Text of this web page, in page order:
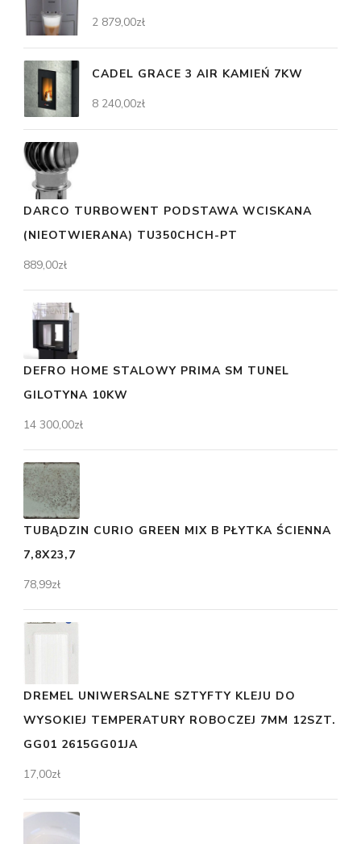
2 879,00zł
CADEL GRACE 3 AIR KAMIEŃ 7KW
8 240,00zł
DARCO TURBOWENT PODSTAWA WCISKANA
(NIEOTWIERANA) TU350CHCH-PT
889,00zł
DEFRO HOME STALOWY PRIMA SM TUNEL
GILOTYNA 10KW
14 300,00zł
TUBĄDZIN CURIO GREEN MIX B PŁYTKA ŚCIENNA
7,8X23,7
78,99zł
DREMEL UNIWERSALNE SZTYFTY KLEJU DO
WYSOKIEJ TEMPERATURY ROBOCZEJ 7MM 12SZT.
GG01 2615GG01JA
17,00zł